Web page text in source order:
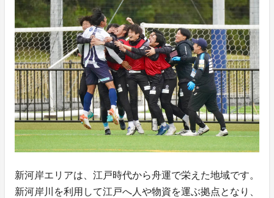
新河岸エリアは、江戸時代から舟運で栄えた地域です。
新河岸川を利用して江戸へ人や物資を運ぶ拠点となり、